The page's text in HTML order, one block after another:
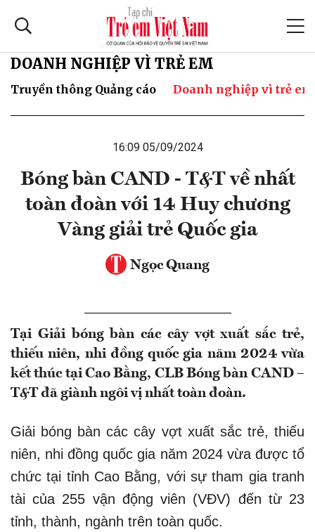
DOANH NGHIỆP VÌ TRẺ EM
Truyền thông Quảng cáo Doanh nghiệp vì trẻ em
16:09 05/09/2024
Bóng bàn CAND - T&T về nhất
toàn đoàn với 14 Huy chương
Vàng giải trẻ Quốc gia
Ngọc Quang
Tại Giải bóng bàn các cây vợt xuất sắc trẻ,
thiếu niên, nhi đồng quốc gia năm 2024 vừa
kết thúc tại Cao Bằng, CLB Bóng bàn CAND –
T&T đã giành ngôi vị nhất toàn đoàn.
Giải bóng bàn các cây vợt xuất sắc trẻ, thiếu
niên, nhi đồng quốc gia năm 2024 vừa được tổ
chức tại tỉnh Cao Bằng, với sự tham gia tranh
tài của 255 vận động viên (VĐV) đến từ 23
tỉnh, thành, ngành trên toàn quốc.